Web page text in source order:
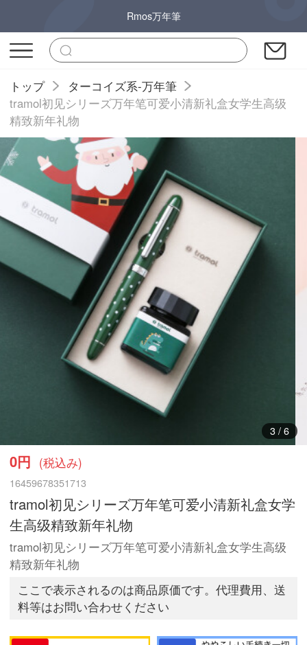
Rmos万年筆
トップ
ターコイズ系-万年筆
tramol初见シリーズ万年笔可爱小清新礼盒女学生高级
精致新年礼物
3/ 6
0円 (税込み)
16459678351713
tramol初见シリーズ万年笔可爱小清新礼盒女学
生高级精致新年礼物
tramol初见シリーズ万年笔可爱小清新礼盒女学生高级
精致新年礼物
ここで表示されるのは商品原価です。代理費用、送
料等はお問い合わせください